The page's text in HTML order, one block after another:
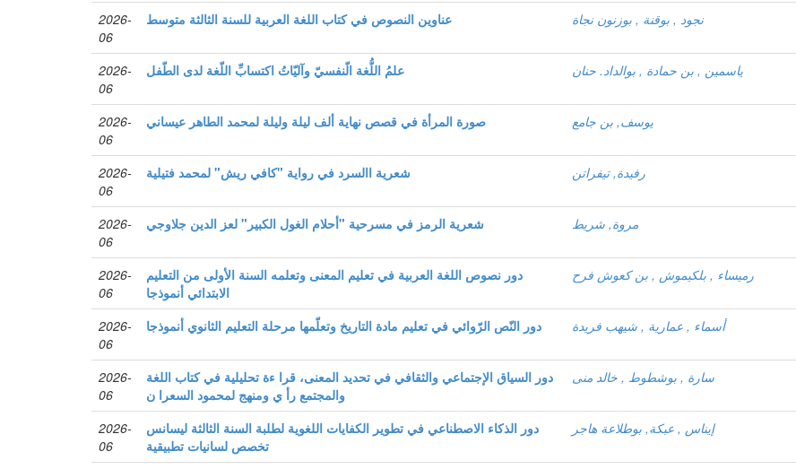
2026-
06
عناوين النصوص في كتاب اللغة العربية للسنة الثالثة متوسط نجود , بوقنة , بوزنون نجاة
2026-
06
علمُ اللُّغة الّنفسيّ وآليّاتُ اكتسابِّ اللّغة لدى الطّفل ياسمين , بن حمادة , بوالداد. حنان
2026-
06
صورة المرأة في قصص نهاية ألف ليلة وليلة لمحمد الطاهر عيساني يوسف, بن جامع
2026-
06
شعرية االسرد في رواية "كافي ريش" لمحمد فتيلية رفيدة, تيفراتن
2026-
06
شعرية الرمز في مسرحية "أحلام الغول الكبير" لعز الدين جلاوجي مروة, شريط
2026-
06
دور نصوص اللغة العربية في تعليم المعنى وتعلمه السنة الأولى من التعليم
الابتدائي أنموذجا
رميساء , بلكيموش , بن كعوش فرح
2026-
06
دور النّص الرّوائي في تعليم مادة التاريخ وتعلّمها مرحلة التعليم الثانوي أنموذجا أسماء , عمارية , شيهب فريدة
2026-
06
دور السياق الإجتماعي والثقافي في تحديد المعنى، قرا ءة تحليلية في كتاب اللغة
والمجتمع رأ ي ومنهج لمحمود السعرا ن
سارة , بوشطوط , خالد منى
2026-
06
دور الذكاء الاصطناعي في تطوير الكفايات اللغوية لطلبة السنة الثالثة ليسانس
تخصص لسانيات تطبيقية
إيناس , عبكة, بوطلاعة هاجر